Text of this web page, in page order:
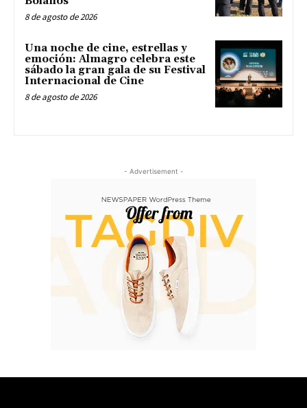
8 de agosto de 2026
Una noche de cine, estrellas y
emoción: Almagro celebra este
sábado la gran gala de su Festival
Internacional de Cine
8 de agosto de 2026
- Advertisement -